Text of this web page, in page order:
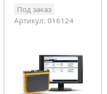
Под заказ
Артикул: 016124